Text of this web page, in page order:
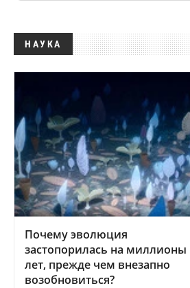
НАУКА
Почему эволюция
застопорилась на миллионы
лет, прежде чем внезапно
возобновиться?